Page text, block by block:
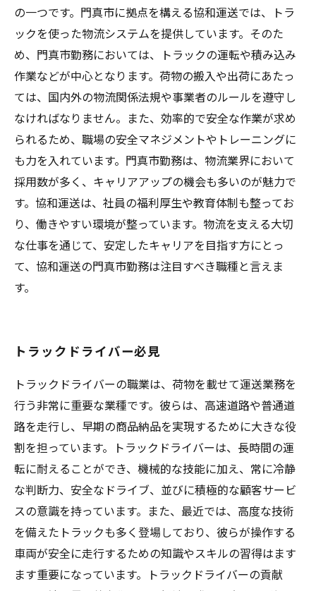
の一つです。門真市に拠点を構える協和運送では、トラ
ックを使った物流システムを提供しています。そのた
め、門真市勤務においては、トラックの運転や積み込み
作業などが中心となります。荷物の搬入や出荷にあたっ
ては、国内外の物流関係法規や事業者のルールを遵守し
なければなりません。また、効率的で安全な作業が求め
られるため、職場の安全マネジメントやトレーニングに
も力を入れています。門真市勤務は、物流業界において
採用数が多く、キャリアアップの機会も多いのが魅力で
す。協和運送は、社員の福利厚生や教育体制も整ってお
り、働きやすい環境が整っています。物流を支える大切
な仕事を通じて、安定したキャリアを目指す方にとっ
て、協和運送の門真市勤務は注目すべき職種と言えま
す。
トラックドライバー必見
トラックドライバーの職業は、荷物を載せて運送業務を
行う非常に重要な業種です。彼らは、高速道路や普通道
路を走行し、早期の商品納品を実現するために大きな役
割を担っています。トラックドライバーは、長時間の運
転に耐えることができ、機械的な技能に加え、常に冷静
な判断力、安全なドライブ、並びに積極的な顧客サービ
スの意識を持っています。また、最近では、高度な技術
を備えたトラックも多く登場しており、彼らが操作する
車両が安全に走行するための知識やスキルの習得はます
ます重要になっています。トラックドライバーの貢献